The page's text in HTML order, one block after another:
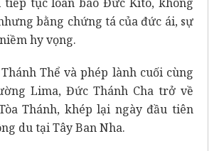
bằng chứng tá của đức ái, sự
hy vọng.
Thể và phép lành cuối cùng
Lima, Đức Thánh Cha trở về
Thánh, khép lại ngày đầu tiên
du tại Tây Ban Nha.